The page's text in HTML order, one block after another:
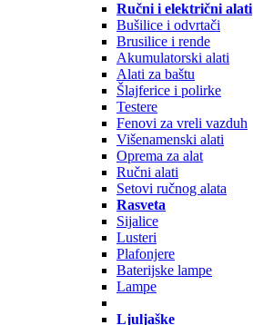
Ručni i električni alati
Bušilice i odvrtači
Brusilice i rende
Akumulatorski alati
Alati za baštu
Šlajferice i polirke
Testere
Fenovi za vreli vazduh
Višenamenski alati
Oprema za alat
Ručni alati
Setovi ručnog alata
Rasveta
Sijalice
Lusteri
Plafonjere
Baterijske lampe
Lampe
Ljuljaške